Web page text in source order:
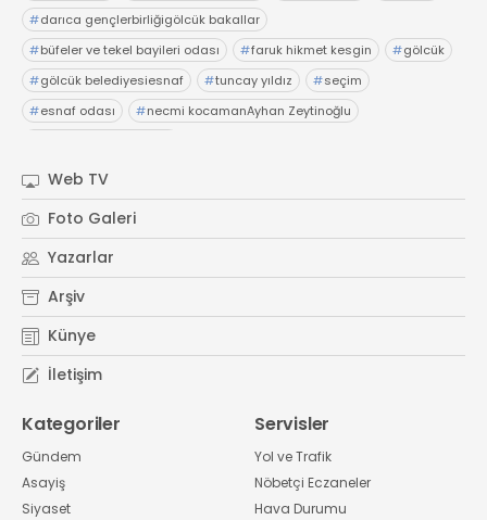
#darıca gençlerbirliğigölcük bakallar
#büfeler ve tekel bayileri odası #faruk hikmet kesgin #gölcük
#gölcük belediyesiesnaf #tuncay yıldız #seçim
#esnaf odası #necmi kocamanAyhan Zeytinoğlu
Web TV
Foto Galeri
Yazarlar
Arşiv
Künye
İletişim
Kategoriler
Gündem
Asayiş
Siyaset
Servisler
Yol ve Trafik
Nöbetçi Eczaneler
Hava Durumu